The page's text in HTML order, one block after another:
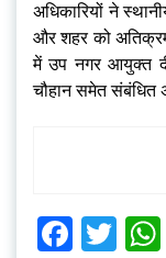
अधिकारियों ने
और शहर को
में उप नगर आयुक्त
चौहान समेत संबंधित